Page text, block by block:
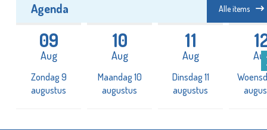
Agenda Alle items
09
Aug
Zondag 9
augustus
10
Aug
Maandag 10
augustus
11
Aug
Dinsdag 11
augustus